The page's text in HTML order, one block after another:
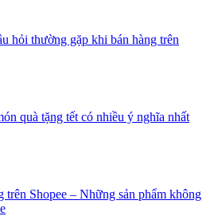
hỏi thường gặp khi bán hàng trên
quà tặng tết có nhiều ý nghĩa nhất
trên Shopee – Những sản phẩm không